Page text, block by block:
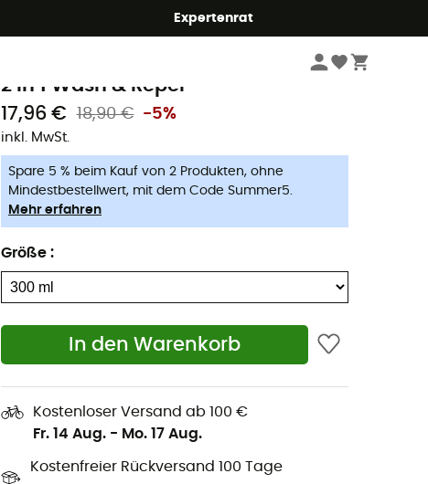
Expertenrat
Wanderzubehör Outdoor Waschmittel
2 In 1 Wash & Repel
17,96 €
18,90 € -5%
inkl. MwSt.
Spare 5 % beim Kauf von 2 Produkten, ohne
Mindestbestellwert, mit dem Code Summer5.
Mehr erfahren
Größe :
In den Warenkorb
Kostenloser Versand ab 100 €
Fr. 14 Aug. - Mo. 17 Aug.
Kostenfreier Rückversand 100 Tage